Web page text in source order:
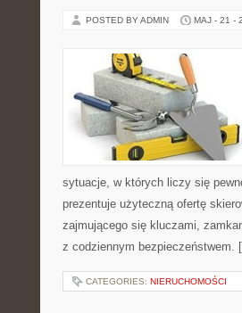
POSTED BY ADMIN MAJ - 21 -
sytuacje, w których liczy się
prezentuje użyteczną ofertę
zajmującego się kluczami,
z codziennym
CATEGORIES: NIERUCHOMOŚCI